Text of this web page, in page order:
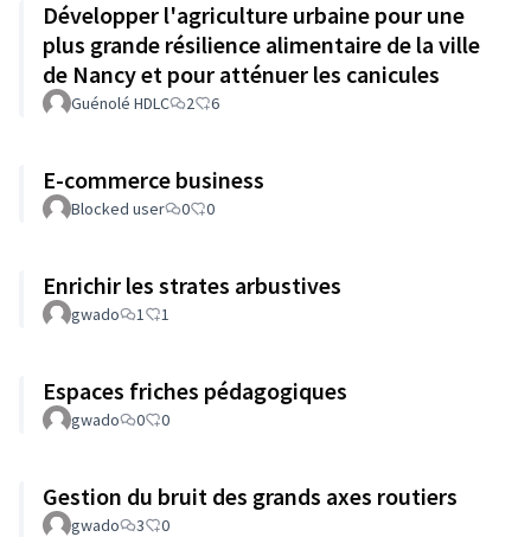
Développer l'agriculture urbaine pour une
plus grande résilience alimentaire de la ville
de Nancy et pour atténuer les canicules
Guénolé HDLC 2 6
E-commerce business
Blocked user 0 0
Enrichir les strates arbustives
gwado 1 1
Espaces friches pédagogiques
gwado 0 0
Gestion du bruit des grands axes routiers
gwado 3 0